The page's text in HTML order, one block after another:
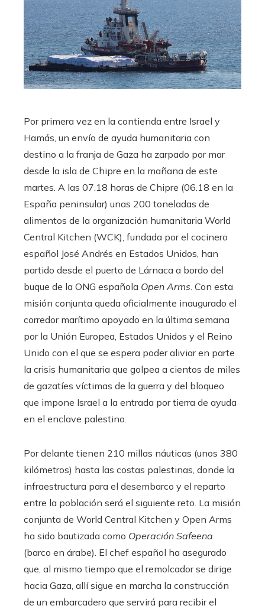
Por primera vez en la contienda entre Israel y
Hamás, un envío de ayuda humanitaria con
destino a la franja de Gaza ha zarpado por mar
desde la isla de Chipre en la mañana de este
martes. A las 07.18 horas de Chipre (06.18 en la
España peninsular) unas 200 toneladas de
alimentos de la organización humanitaria World
Central Kitchen (WCK), fundada por el cocinero
español José Andrés en Estados Unidos, han
partido desde el puerto de Lárnaca a bordo del
buque de la ONG española Open Arms. Con esta
misión conjunta queda oficialmente inaugurado el
corredor marítimo apoyado en la última semana
por la Unión Europea, Estados Unidos y el Reino
Unido con el que se espera poder aliviar en parte
la crisis humanitaria que golpea a cientos de miles
de gazatíes víctimas de la guerra y del bloqueo
que impone Israel a la entrada por tierra de ayuda
en el enclave palestino.
Por delante tienen 210 millas náuticas (unos 380
kilómetros) hasta las costas palestinas, donde la
infraestructura para el desembarco y el reparto
entre la población será el siguiente reto. La misión
conjunta de World Central Kitchen y Open Arms
ha sido bautizada como Operación Safeena
(barco en árabe). El chef español ha asegurado
que, al mismo tiempo que el remolcador se dirige
hacia Gaza, allí sigue en marcha la construcción
de un embarcadero que servirá para recibir el